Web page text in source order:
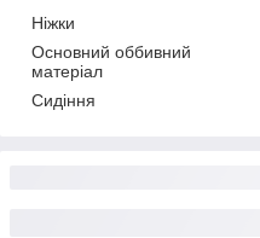
Ніжки
Основний оббивний
матеріал
Сидіння